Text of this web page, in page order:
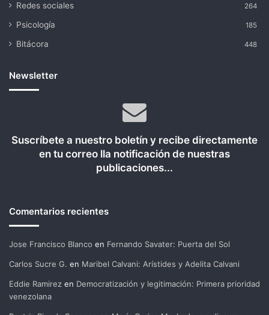
Redes sociales 264
Psicología 185
Bitácora 448
Newsletter
Suscríbete a nuestro boletín y recibe directamente
en tu correo lla notificación de nuestras
publicaciones...
Comentarios recientes
Jose Francisco Blanco en Fernando Savater: Puerta del Sol
Carlos Sucre G. en Maribel Calvani: Arístides y Adelita Calvani
Eddie Ramirez en Democratización y legitimación: Primera prioridad
venezolana